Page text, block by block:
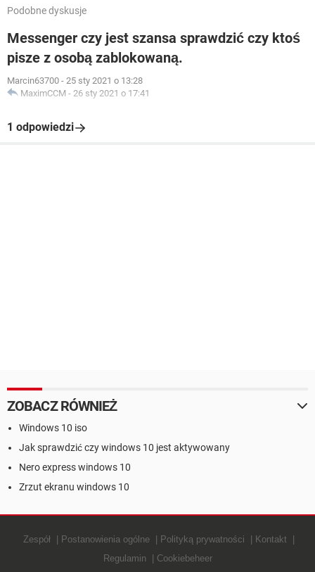
Podobne dyskusje
Messenger czy jest szansa sprawdzić czy ktoś
pisze z osobą zablokowaną.
Marcin63700 - 25 sty 2021 o 13:28
MaximCCM - 26 sty 2021 o 17:41
1 odpowiedzi
ZOBACZ RÓWNIEŻ
Windows 10 iso
Jak sprawdzić czy windows 10 jest aktywowany
Nero express windows 10
Zrzut ekranu windows 10
Zespół Postanowienia ogólne Polityką prywatności
Kontakt
Regulamin
Cookiebeheer